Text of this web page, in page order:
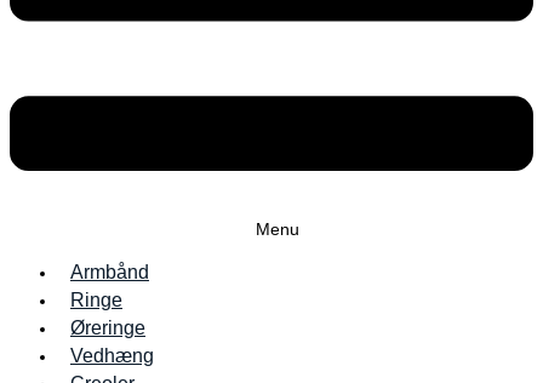
Menu
Armbånd
Ringe
Øreringe
Vedhæng